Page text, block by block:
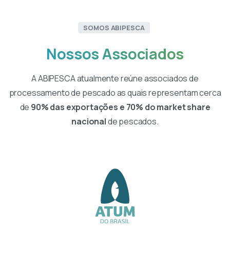
SOMOS ABIPESCA
NossosAssociados
A ABIPESCA atualmente reúne associados de
processamento de pescado as quais representam cerca
de 90% das exportações e 70% do market share
nacionalde pescados.